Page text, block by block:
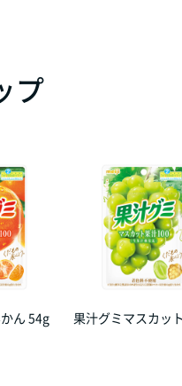
プ
ん 54g 果汁グミマスカッ